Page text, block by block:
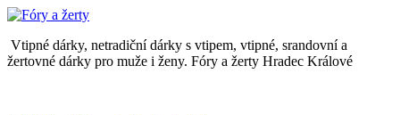
Vtipné dárky, netradiční dárky s vtipem, vtipné, srandovní a
žertovné dárky pro muže i ženy. Fóry a žerty Hradec Králové